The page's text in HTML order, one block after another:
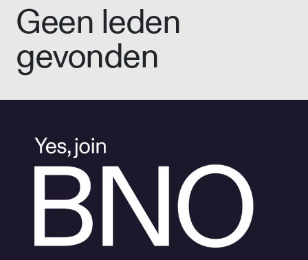
Geen leden
gevonden